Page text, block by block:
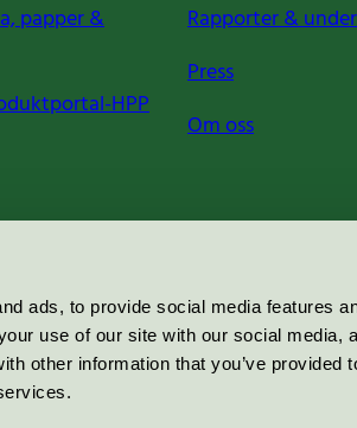
ads, to provide social media features
use of our site with our social media,
other information that you’ve provided
papper &
HPP
Rapporter &
Press
Om oss